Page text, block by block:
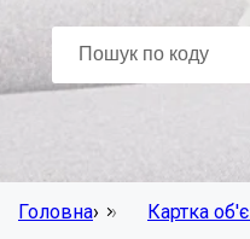
Головна› Картка